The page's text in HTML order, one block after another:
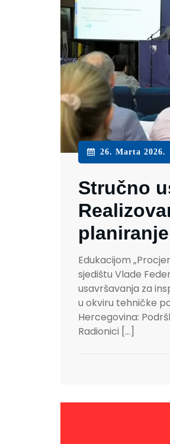
26. Marta 2026.
Stručno
Edukacijom
sjedištu Vlade
usavršavanja za
u okviru tehničke
Hercegovina:
Radionici […]